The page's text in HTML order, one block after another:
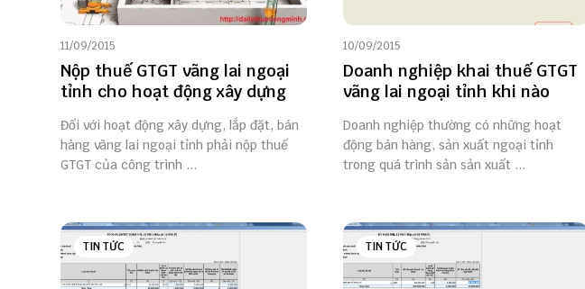
11/09/2015
Nộp thuế GTGT vãng lai ngoại
tỉnh cho hoạt động xây dựng
Đối với hoạt động xây dựng, lắp đặt, bán
hàng vãng lai ngoại tỉnh phải nộp thuế
GTGT của công trình ...
10/09/2015
Doanh nghiệp khai thuế GTGT
vãng lai ngoại tỉnh khi nào
Doanh nghiệp thường có những hoạt
động bán hàng, sản xuất ngoại tỉnh
trong quá trình sản sản xuất ...
TIN TỨC TIN TỨC